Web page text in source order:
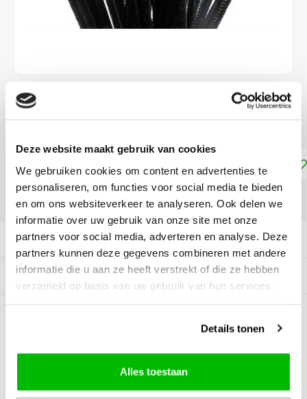
Deze website maakt gebruik van cookies
We gebruiken cookies om content en advertenties te
personaliseren, om functies voor social media te bieden
en om ons websiteverkeer te analyseren. Ook delen we
informatie over uw gebruik van onze site met onze
partners voor social media, adverteren en analyse. Deze
partners kunnen deze gegevens combineren met andere
informatie die u aan ze heeft verstrekt of die ze hebben
verzameld op basis van uw gebruik van hun services.
Details tonen
Alles toestaan
€2,99
Toevoegen aan winkelwagen
DELEN:
Productomschrijving
Gerelateerde producten
0Reviews